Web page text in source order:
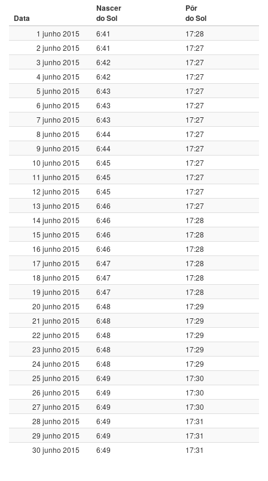
Data
Nascer
do Sol
Pôr
do Sol
1 junho 2015 6:41
17:28
2 junho 2015
6:41
17:27
3 junho 2015
6:42
17:27
4 junho 2015
6:42
17:27
5 junho 2015
6:43
17:27
6 junho 2015
6:43
17:27
7 junho 2015
6:43
17:27
8 junho 2015
6:44
17:27
9 junho 2015
6:44
17:27
10 junho 2015
6:45
17:27
11 junho 2015
6:45
17:27
12 junho 2015
6:45
17:27
13 junho 2015
6:46
17:27
14 junho 2015
6:46
17:28
15 junho 2015
6:46
17:28
16 junho 2015
6:46
17:28
17 junho 2015
6:47
17:28
18 junho 2015
6:47
17:28
19 junho 2015
6:47
17:28
20 junho 2015
6:48
17:29
21 junho 2015
6:48
17:29
22 junho 2015
6:48
17:29
23 junho 2015
6:48
17:29
24 junho 2015
6:48
17:29
25 junho 2015
6:49
17:30
26 junho 2015
6:49
17:30
27 junho 2015
6:49
17:30
28 junho 2015
6:49
17:31
29 junho 2015
6:49
17:31
30 junho 2015
6:49 17:31